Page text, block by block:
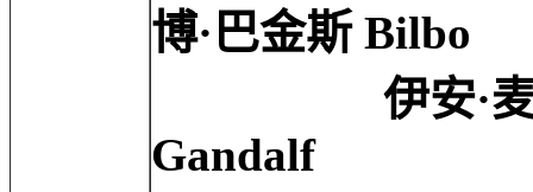
博·巴金斯 Bilbo
伊安·麦克莱
Gandalf